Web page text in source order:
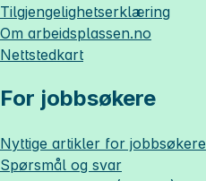
Tilgjengelighetserklæring
Om arbeidsplassen.no
Nettstedkart
For jobbsøkere
Nyttige artikler for jobbsøkere
Spørsmål og svar